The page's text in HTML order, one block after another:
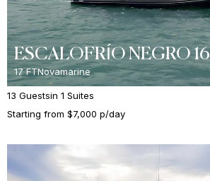
ESCALOFRÍO NEGRO
17 FTNovamarine
13 Guestsin 1 Suites
Starting from $7,000 p/day